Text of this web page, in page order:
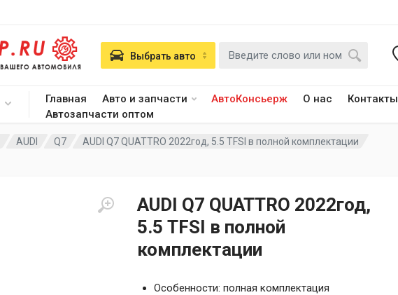
Главная Авто и запчасти АвтоКонсьерж О нас
Контакты
Автозапчасти оптом
Выбрать авто
AUDI Q7 AUDI Q7 QUATTRO 2022год, 5.5 TFSI в полной комплектации
AUDI Q7 QUATTRO 2022год,
5.5 TFSI в полной
комплектации
Особенности: полная комплектация